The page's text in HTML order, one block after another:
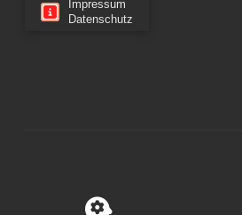
Cookie-Zustimmung
Impressum
Datenschutz